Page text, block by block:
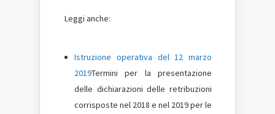
Leggi anche:
Istruzione operativa del 12 marzo
2019Termini per la presentazione
delle dichiarazioni delle retribuzioni
corrisposte nel 2018 e nel 2019 per le